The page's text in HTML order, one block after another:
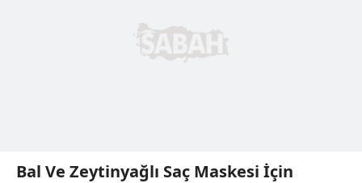
Bal Ve Zeytinyağlı Saç Maskesi İçin